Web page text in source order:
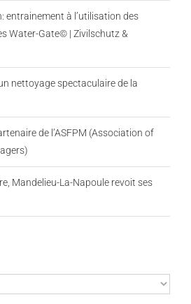
entrainement à l’utilisation des
Water-Gate© | Zivilschutz &
nettoyage spectaculaire de la
de l’ASFPM (Association of
Mandelieu-La-Napoule revoit ses